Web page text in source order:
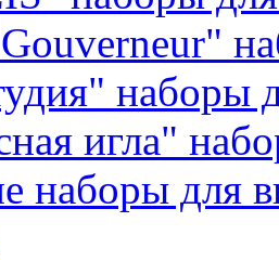
наборы
игла"
наборы для